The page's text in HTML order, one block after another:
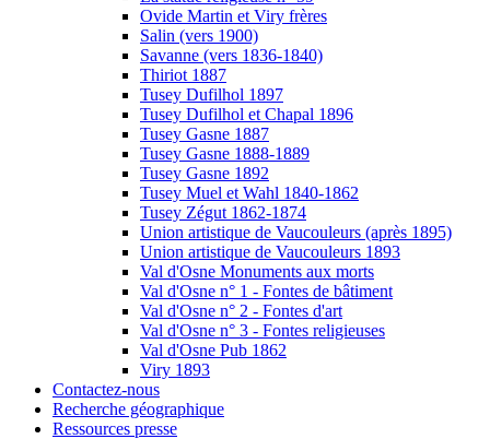
Ovide Martin et Viry frères
Salin (vers 1900)
Savanne (vers 1836-1840)
Thiriot 1887
Tusey Dufilhol 1897
Tusey Dufilhol et Chapal 1896
Tusey Gasne 1887
Tusey Gasne 1888-1889
Tusey Gasne 1892
Tusey Muel et Wahl 1840-1862
Tusey Zégut 1862-1874
Union artistique de Vaucouleurs (après 1895)
Union artistique de Vaucouleurs 1893
Val d'Osne Monuments aux morts
Val d'Osne n° 1 - Fontes de bâtiment
Val d'Osne n° 2 - Fontes d'art
Val d'Osne n° 3 - Fontes religieuses
Val d'Osne Pub 1862
Viry 1893
Contactez-nous
Recherche géographique
Ressources presse